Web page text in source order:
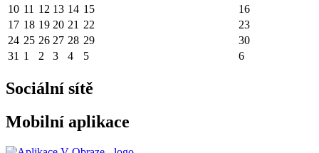
10 11 12 13 14 15
16
17 18 19 20 21 22
23
24 25 26 27 28 29
30
31 1 2 3 4 5 6
Sociální sítě
Mobilní aplikace